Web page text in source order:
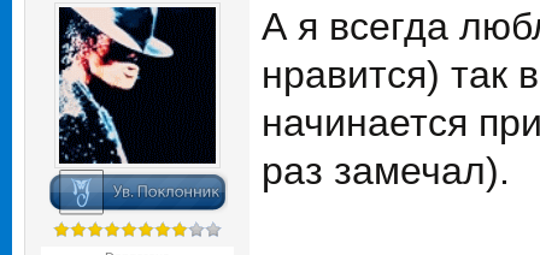
А я всегда
нравится) так
начинается
раз замечал).